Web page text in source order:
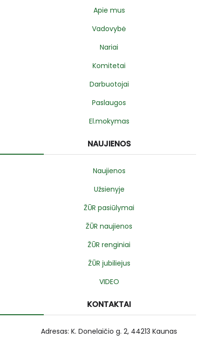
Apie mus
Vadovybė
Nariai
Komitetai
Darbuotojai
Paslaugos
El.mokymas
NAUJIENOS
Naujienos
Užsienyje
ŽŪR pasiūlymai
ŽŪR naujienos
ŽŪR renginiai
ŽŪR jubiliejus
VIDEO
KONTAKTAI
Adresas: K. Donelaičio g. 2, 44213 Kaunas